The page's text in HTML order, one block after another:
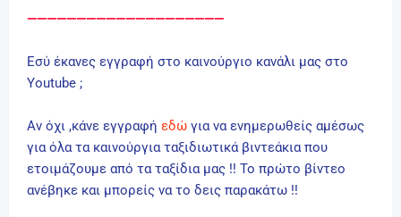
————————————————————
Εσύ έκανες εγγραφή στο καινούργιο κανάλι μας στο
Youtube ;
Αν όχι ,κάνε εγγραφή εδώ για να ενημερωθείς αμέσως
για όλα τα καινούργια ταξιδιωτικά βιντεάκια που
ετοιμάζουμε από τα ταξίδια μας !! Το πρώτο βίντεο
ανέβηκε και μπορείς να το δεις παρακάτω !!